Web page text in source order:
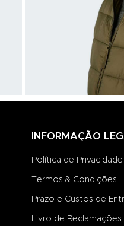
INFORMAÇÃO
Política de Privacidade
Termos & Condições
Prazo e Custos de
Livro de